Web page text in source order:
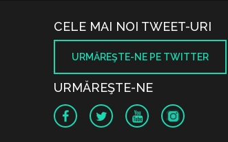
CELE MAI NOI TWEET-URI
URMĂREŞTE-NE PE TWITTER
URMĂREŞTE-NE